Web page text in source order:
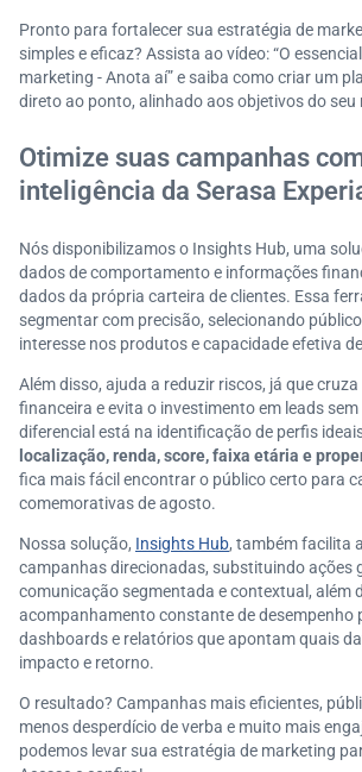
Pronto para fortalecer sua estratégia de
simples e eficaz? Assista ao vídeo: “O
marketing - Anota aí” e saiba como criar um
direto ao ponto, alinhado aos objetivos do seu
Otimize suas campanhas
inteligência da Serasa
Nós disponibilizamos o Insights Hub, uma
dados de comportamento e informações
dados da própria carteira de clientes. Essa
segmentar com precisão, selecionando
interesse nos produtos e capacidade efetiva
Além disso, ajuda a reduzir riscos, já que
financeira e evita o investimento em leads
diferencial está na identificação de perfis
localização, renda, score, faixa etária e
fica mais fácil encontrar o público certo para
comemorativas de agosto.
Nossa solução, Insights Hub, também facilita
campanhas direcionadas, substituindo ações
comunicação segmentada e contextual, além
acompanhamento constante de desempenho
dashboards e relatórios que apontam quais
impacto e retorno.
O resultado? Campanhas mais eficientes,
menos desperdício de verba e muito mais
podemos levar sua estratégia de marketing